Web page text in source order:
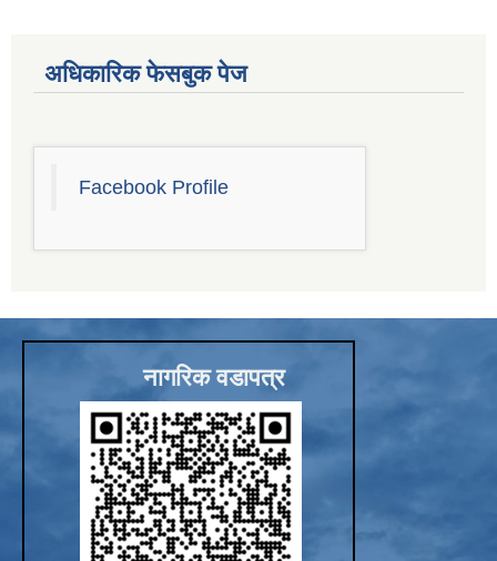
अधिकारिक फेसबुक पेज
Facebook Profile
नागरिक वडापत्र